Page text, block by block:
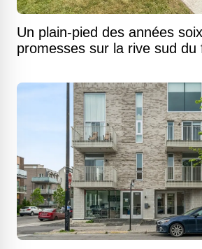
Un plain-pied des années
promesses sur la rive sud du